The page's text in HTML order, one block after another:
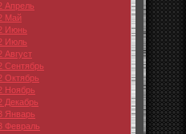
Апрель
Май
Июнь
Июль
Август
Сентябрь
Октябрь
Ноябрь
Декабрь
Январь
Февраль